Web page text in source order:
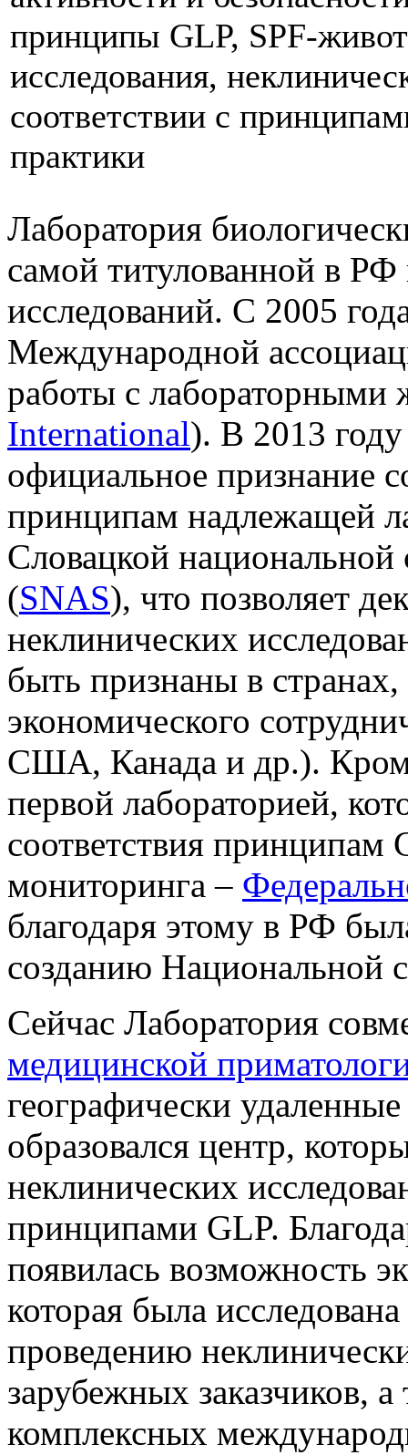
принципы GLP, SPF-
исследования,
соответствии с
практики
Лаборатория
самой титулованной в РФ
исследований. С 2005
Международной
работы с
International). В 2013
официальное признание
принципам надлежащей
Словацкой
(SNAS), что позволяет
неклинических
быть признаны в
экономического
США, Канада и др.).
первой лабораторией,
соответствия
мониторинга –
благодаря этому в РФ
созданию Национальной
Сейчас Лаборатория
медицинской
географически
образовался центр,
неклинических
принципами GLP.
появилась возможность
которая была
проведению
зарубежных заказчиков, а
комплексных